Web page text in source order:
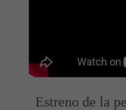
Estreno de la